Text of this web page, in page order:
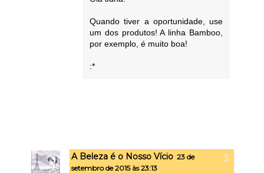
Quando tiver a oportunidade, use
um dos produtos! A linha Bamboo,
por exemplo, é muito boa!
:*
A Beleza é o Nosso Vício 23 de
setembro de 2015 às 23:13